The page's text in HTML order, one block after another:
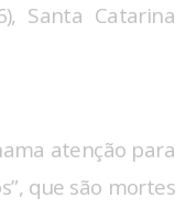
Santa Catarina
atenção para
que são mortes